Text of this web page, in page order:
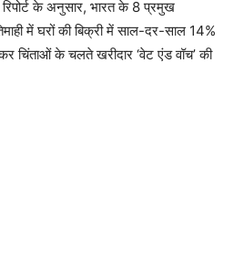
के अनुसार, भारत के 8 प्रमुख
में घरों की बिक्री में साल-दर-साल 14%
चिंताओं के चलते खरीदार ‘वेट एंड वॉच’ की